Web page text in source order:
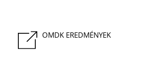
OMDK EREDMÉNYEK